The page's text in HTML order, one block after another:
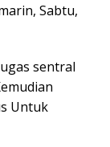
Sabtu,
sentral
Untuk